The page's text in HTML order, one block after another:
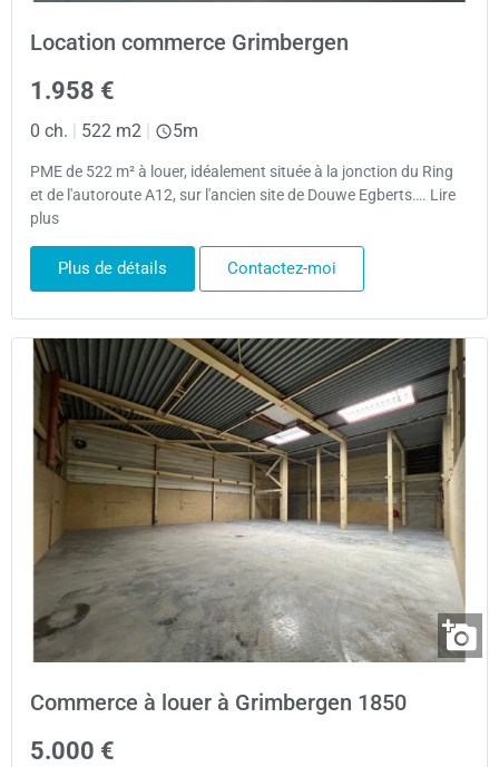
Location commerce Grimbergen
1.958 €
0 ch. | 522 m2 | 5m
PME de 522 m² à louer, idéalement située à la jonction du Ring
et de l'autoroute A12, sur l'ancien site de Douwe Egberts…. Lire
plus
Plus de détails Contactez-moi
Commerce à louer à Grimbergen 1850
5.000 €